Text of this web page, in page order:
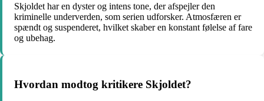
Skjoldet har en dyster og intens tone, der afspejler den
kriminelle underverden, som serien udforsker. Atmosfæren er
spændt og suspenderet, hvilket skaber en konstant følelse af fare
og ubehag.
Hvordan modtog kritikere Skjoldet?